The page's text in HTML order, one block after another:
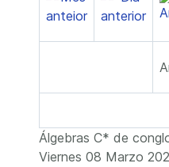
Álgebras C* de
Viernes 08 Marzo